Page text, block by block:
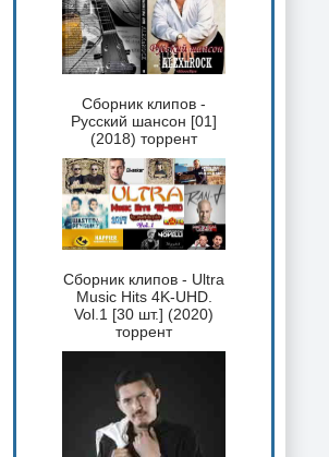
Сборник клипов -
Русский шансон [01]
(2018) торрент
Сборник клипов - Ultra
Music Hits 4K-UHD.
Vol.1 [30 шт.] (2020)
торрент